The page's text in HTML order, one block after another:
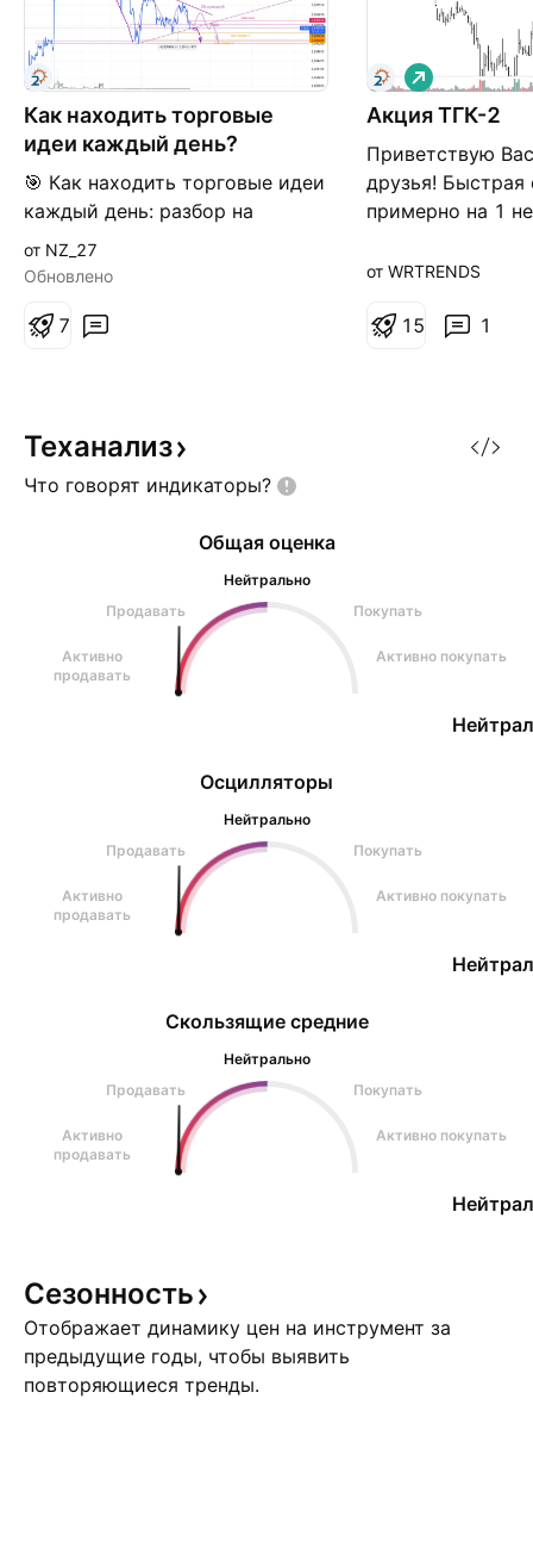
Как находить торговые
идеи каждый день?
🎯 Как находить торговые идеи
каждый день: разбор на
примере ТГК-2 Друзья, часто
слышу вопрос: «Что сегодня
сигналы?» Покажу на живом
Попал в поле зрения через
при значимо
от NZ_27
Обновлено
7
Акция ТГК-2
Приветствую
друзья! Быстрая
примерно на 1
инвестиционной
есть вопросы
уважением
Д
л
и
н
н
я
от WRTRENDS
1
1 5
Теханализ
Что говорят индикаторы?
Осцилляторы
Нейтрально
Продавать
Покупать
Активно
продавать
Активно покупать
Общая оценка
Нейтрально
Продавать
Покупать
Активно
продавать
Активно покупать
Скользящие средние
Нейтрально
Продавать
Покупать
Активно
продавать
Активно покупать
Сезонность
Отображает динамику цен на инструмент за
предыдущие годы, чтобы выявить
повторяющиеся тренды.